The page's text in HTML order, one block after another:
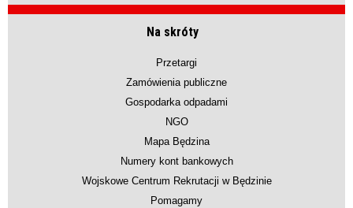
Na skróty
Przetargi
Zamówienia publiczne
Gospodarka odpadami
NGO
Mapa Będzina
Numery kont bankowych
Wojskowe Centrum Rekrutacji w Będzinie
Pomagamy